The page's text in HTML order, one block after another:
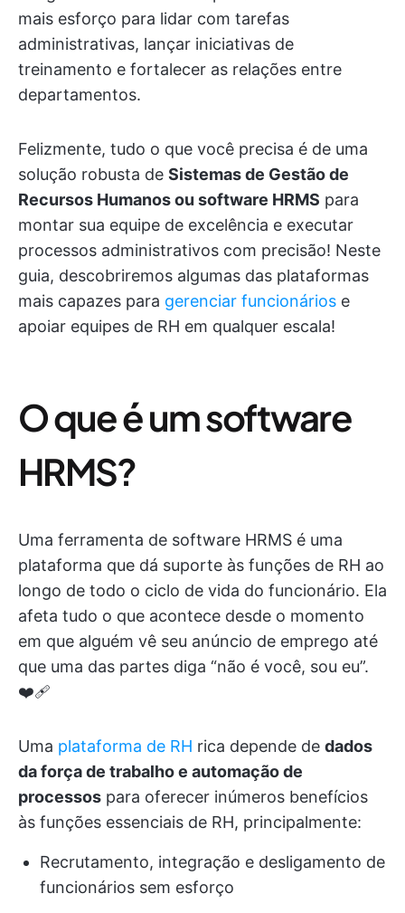
mais esforço para lidar com tarefas
administrativas, lançar iniciativas de
treinamento e fortalecer as relações entre
departamentos.
Felizmente, tudo o que você precisa é de uma
solução robusta de Sistemas de Gestão de
Recursos Humanos ou software HRMS para
montar sua equipe de excelência e executar
processos administrativos com precisão! Neste
guia, descobriremos algumas das plataformas
mais capazes para gerenciar funcionários e
apoiar equipes de RH em qualquer escala!
O que é um software
HRMS?
Uma ferramenta de software HRMS é uma
plataforma que dá suporte às funções de RH ao
longo de todo o ciclo de vida do funcionário. Ela
afeta tudo o que acontece desde o momento
em que alguém vê seu anúncio de emprego até
que uma das partes diga “não é você, sou eu”.
❤️‍🩹
Uma plataforma de RH rica depende de dados
da força de trabalho e automação de
processos para oferecer inúmeros benefícios
às funções essenciais de RH, principalmente:
Recrutamento, integração e desligamento de
funcionários sem esforço